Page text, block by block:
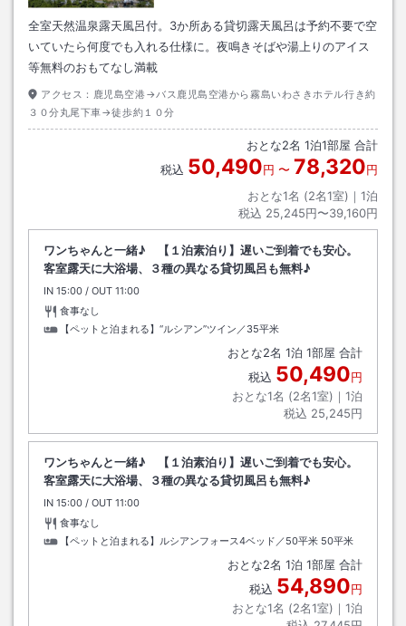
全室天然温泉露天風呂付。3か所ある貸切露天風呂は予約不要で空
いていたら何度でも入れる仕様に。夜鳴きそばや湯上りのアイス
等無料のおもてなし満載
アクセス： 鹿児島空港→バス鹿児島空港から霧島いわさきホテル行き約
３０分丸尾下車→徒歩約１０分
おとな2名 1泊1部屋 合計
税込 50,490円 〜 78,320円
おとな1名 (2名1室)｜ 1泊
税込 25,245円〜39,160円
ワンちゃんと一緒♪ 【１泊素泊り】遅いご到着でも安心。
客室露天に大浴場、３種の異なる貸切風呂も無料♪
IN チェックイン
15:00 / OUT チェックアウト
11:00
食事なし
【ペットと泊まれる】“ルシアン”ツイン／35平米
おとな2名 1泊 1部屋 合計
税込 50,490円
おとな1名 (2名1室)｜ 1泊
税込 25,245円
ワンちゃんと一緒♪ 【１泊素泊り】遅いご到着でも安心。
客室露天に大浴場、３種の異なる貸切風呂も無料♪
IN チェックイン
15:00 / OUT チェックアウト
11:00
食事なし
【ペットと泊まれる】ルシアンフォース4ベッド／50平米 50平米
おとな2名 1泊 1部屋 合計
税込 54,890円
おとな1名 (2名1室)｜ 1泊